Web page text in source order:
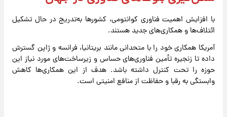
با افزایش اهمیت فناوری کوانتومی، کشورها به‌تدریج در حال تشکیل
ائتلاف‌ها و همکاری‌های جدید هستند.
آمریکا همکاری خود را با متحدانی مانند بریتانیا، فرانسه و ژاپن گسترش
داده تا زنجیره تأمین فناوری‌های حساس و زیرساخت‌های مورد نیاز این
حوزه را تحت کنترل داشته باشد. هدف از این همکاری‌ها کاهش
وابستگی به رقبا و حفاظت از منافع امنیتی است.